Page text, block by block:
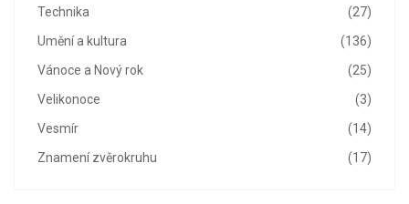
(27)
Technika
(136)
Umění a kultura
(25)
Vánoce a Nový rok
(3)
Velikonoce
(14)
Vesmír
(17)
Znamení zvěrokruhu